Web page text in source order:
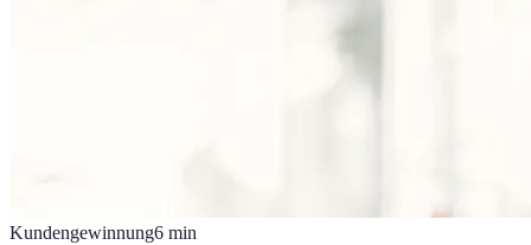
Kundengewinnung6 min